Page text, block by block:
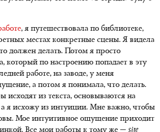
, я путешествовала по библиотеке,
местах конкретные сцены. Я видела
должен делать. Потом я просто
который по настроению попадает в эту
работе, на заводе, у меня
а потом я понимала, что делать.
исходят из текста, основываются на
а я исхожу из интуиции. Мне важно, чтобы
Мое интуитивное ощущение приходит
Все мои работы к тому же — site